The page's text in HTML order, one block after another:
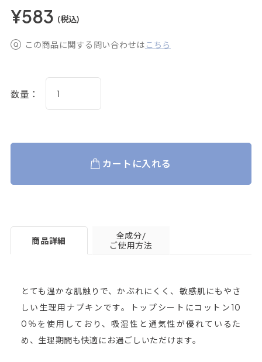
¥583 (税込)
この商品に関する問い合わせは こちら
数量：
カートに入れる
商品詳細
全成分/
ご使用方法
とても温かな肌触りで、かぶれにくく、敏感肌にもやさ
しい生理用ナプキンです。トップシートにコットン10
0％を使用しており、吸湿性と通気性が優れているた
め、生理期間も快適にお過ごしいただけます。